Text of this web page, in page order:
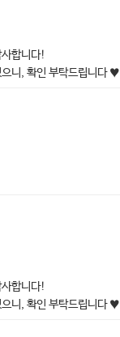
합니다!
니, 확인 부탁드립니다 ♥
합니다!
니, 확인 부탁드립니다 ♥